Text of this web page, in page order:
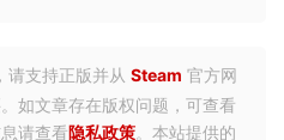
请支持正版并从 Steam 官方网
如文章存在版权问题，可查看
请查看隐私政策。本站提供的